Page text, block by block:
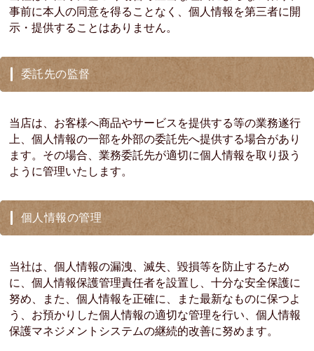
事前に本人の同意を得ることなく、個人情報を第三者に開
示・提供することはありません。
委託先の監督
当店は、お客様へ商品やサービスを提供する等の業務遂行
上、個人情報の一部を外部の委託先へ提供する場合があり
ます。その場合、業務委託先が適切に個人情報を取り扱う
ように管理いたします。
個人情報の管理
当社は、個人情報の漏洩、滅失、毀損等を防止するため
に、個人情報保護管理責任者を設置し、十分な安全保護に
努め、また、個人情報を正確に、また最新なものに保つよ
う、お預かりした個人情報の適切な管理を行い、個人情報
保護マネジメントシステムの継続的改善に努めます。